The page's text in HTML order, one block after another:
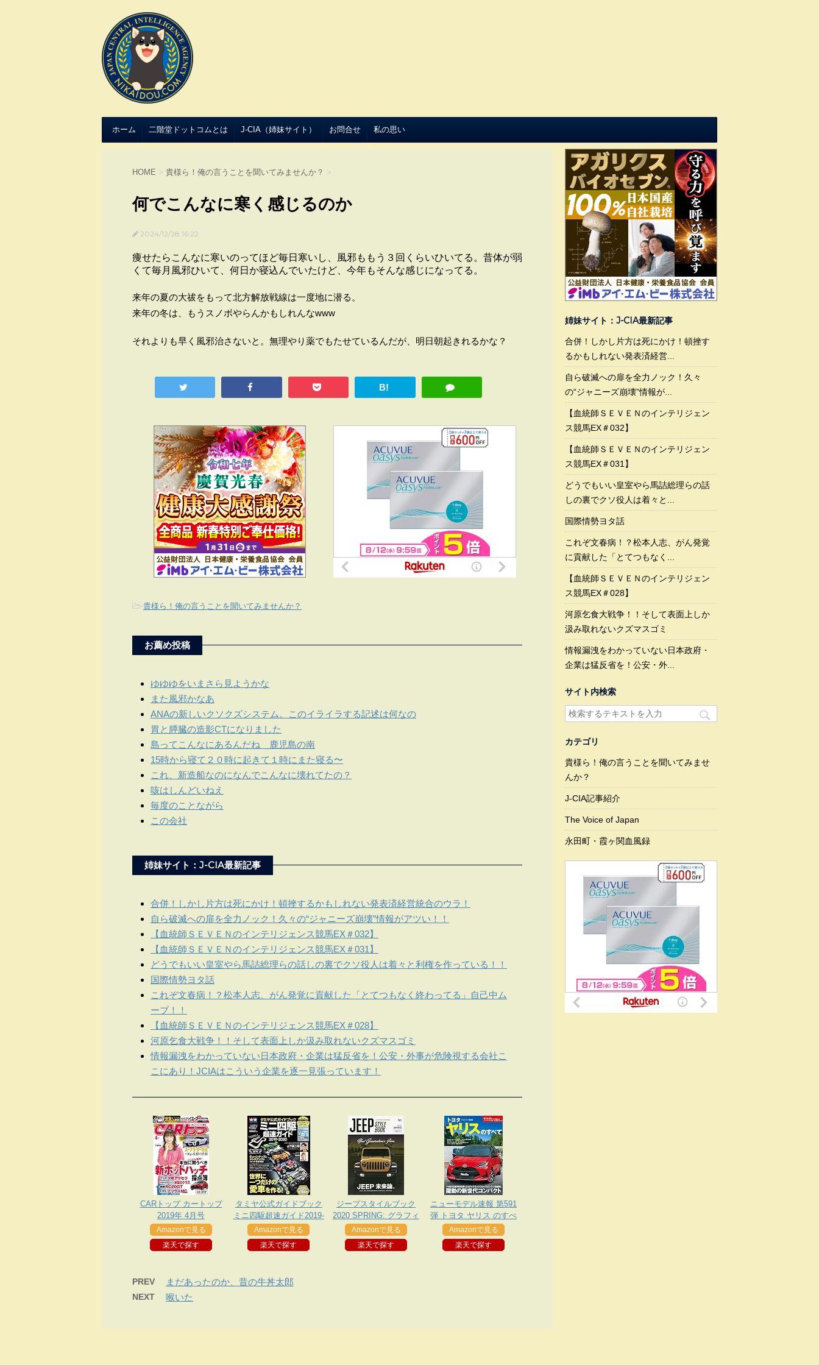
ホーム 二階堂ドットコムとは J-CIA（姉妹サイト） お問合せ 私の思い
HOME > 貴様ら！俺の言うことを聞いてみませんか？ >
何でこんなに寒く感じるのか
2024/12/28 16:22
痩せたらこんなに寒いのってほど毎日寒いし、風邪ももう３回くらいひいてる。昔体が弱
くて毎月風邪ひいて、何日か寝込んでいたけど、今年もそんな感じになってる。
来年の夏の大祓をもって北方解放戦線は一度地に潜る。
来年の冬は、もうスノボやらんかもしれんなwww
それよりも早く風邪治さないと。無理やり薬でもたせているんだが、明日朝起きれるかな？
B!
-貴様ら！俺の言うことを聞いてみませんか？
お薦め投稿
ゆゆゆをいまさら見ようかな
また風邪かなあ
ANAの新しいクソクズシステム。このイライラする記述は何なの
胃と膵臓の造影CTになりました
島ってこんなにあるんだね 鹿児島の南
15時から寝て２０時に起きて１時にまた寝る〜
これ、新造船なのになんでこんなに壊れてたの？
咳はしんどいねえ
毎度のことながら
この会社
姉妹サイト：J-CIA最新記事
合併！しかし片方は死にかけ！頓挫するかもしれない発表済経営統合のウラ！
自ら破滅への扉を全力ノック！久々の“ジャニーズ崩壊”情報がアツい！！
【血統師ＳＥＶＥＮのインテリジェンス競馬EX＃032】
【血統師ＳＥＶＥＮのインテリジェンス競馬EX＃031】
どうでもいい皇室やら馬詰総理らの話しの裏でクソ役人は着々と利権を作っている！！
国際情勢ヨタ話
これぞ文春病！？松本人志、がん発覚に貢献した「とてつもなく終わってる」自己中ム
ーブ！！
【血統師ＳＥＶＥＮのインテリジェンス競馬EX＃028】
河原乞食大戦争！！そして表面上しか汲み取れないクズマスゴミ
情報漏洩をわかっていない日本政府・企業は猛反省を！公安・外事が危険視する会社こ
こにあり！JCIAはこういう企業を逐一見張っています！
CARトップ カートップ
2019年 4月号
Amazonで見る
楽天で探す
タミヤ公式ガイドブック
ミニ四駆超速ガイド2019-
2020
Amazonで見る
楽天で探す
ジープスタイルブック
2020 SPRING: グラフィ
スムック
Amazonで見る
楽天で探す
ニューモデル速報 第591
弾 トヨタ ヤリス のすべ
て
Amazonで見る
楽天で探す
PREV まだあったのか、昔の牛丼太郎
NEXT 喉いた
姉妹サイト：J-CIA最新記事
合併！しかし片方は死にかけ！頓挫す
るかもしれない発表済経営...
自ら破滅への扉を全力ノック！久々
の“ジャニーズ崩壊”情報が...
【血統師ＳＥＶＥＮのインテリジェン
ス競馬EX＃032】
【血統師ＳＥＶＥＮのインテリジェン
ス競馬EX＃031】
どうでもいい皇室やら馬詰総理らの話
しの裏でクソ役人は着々と...
国際情勢ヨタ話
これぞ文春病！？松本人志、がん発覚
に貢献した「とてつもなく...
【血統師ＳＥＶＥＮのインテリジェン
ス競馬EX＃028】
河原乞食大戦争！！そして表面上しか
汲み取れないクズマスゴミ
情報漏洩をわかっていない日本政府・
企業は猛反省を！公安・外...
サイト内検索
カテゴリ
貴様ら！俺の言うことを聞いてみませ
んか？
J-CIA記事紹介
The Voice of Japan
永田町・霞ヶ関血風録